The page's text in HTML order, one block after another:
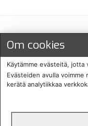
Maksu-
Om cookies
Käytämme evästeitä,
Evästeiden avulla voimme
kerätä analytiikkaa